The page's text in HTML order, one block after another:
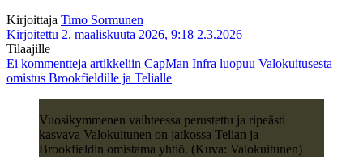
Kirjoittaja Timo Sormunen
Kirjoitettu 2. maaliskuuta 2026, 9:18 2.3.2026
Tilaajille
Ei kommentteja artikkeliin CapMan Infra luopuu Valokuitusesta –
omistus Brookfieldille ja Telialle
Vuosikymmenen vaihteessa perustettu ja ripeästi
kasvava Valokuitunen on jatkossa Telian ja
Brookfieldin omistama yhtiö. (Kuva: Valokuitunen)